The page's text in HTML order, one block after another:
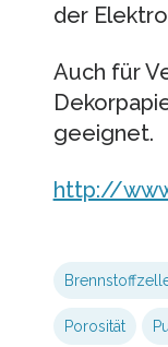
der
Auch für
geeignet.
http://
Porosität